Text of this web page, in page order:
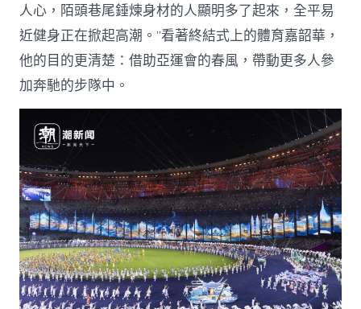
人心，陌頭巷尾錘煉身材的人顯明多了起來，全平易
近健身正在掀起高潮。”看著終結式上的體育嘉韶華，
他的目的更清楚：借助亞運會的春風，帶動更多人參
加奔馳的步隊中。